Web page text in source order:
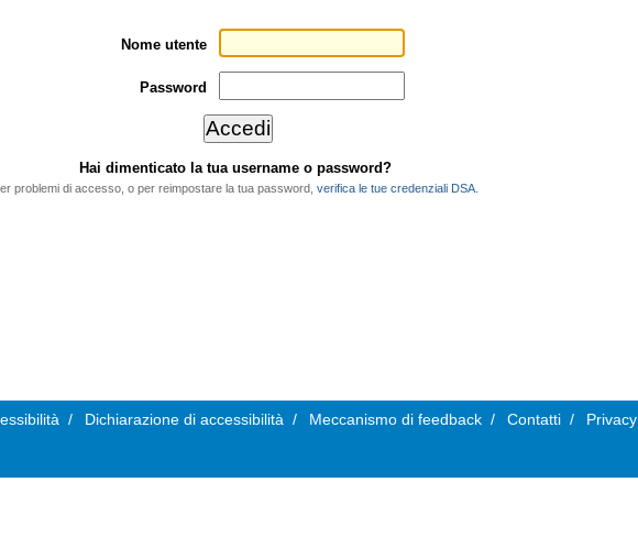
Nome utente
Password
Hai dimenticato la tua username o password?
problemi di accesso, o per reimpostare la tua password, verifica le tue credenziali DSA.
/ Dichiarazione di accessibilità / Meccanismo di feedback / Contatti / Privacy